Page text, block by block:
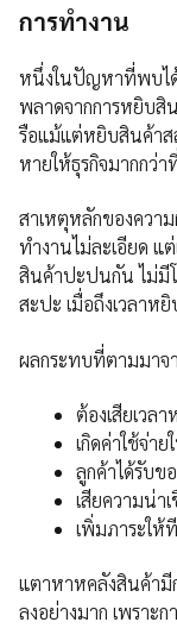
การทำงาน
หนึ่งในปัญหาที่พบไ
พลาดจากการหยิบสิ
รือแม้แต่หยิบสินค้าส
หายให้ธุรกิจมากกว่า
สาเหตุหลักของควา
ทำงานไม่ละเอียด แ
สินค้าปะปนกัน ไม่มี
สะปะ เมื่อถึงเวลาห
ผลกระทบที่ตามมาจ
ต้องเสียเวล
เกิดค่าใช้จ่า
ลูกค้าได้รับข
เสียความน่า
เพิ่มภาระให้
แตาหาหคลังสินค้ามี
ลงอย่างมาก เพราะ